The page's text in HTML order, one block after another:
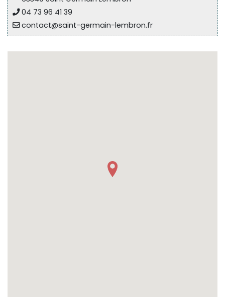
Sur le terrain
(Portraits, actions, collaborations)
04 73 96 41 39
contact@saint-germain-lembron.fr